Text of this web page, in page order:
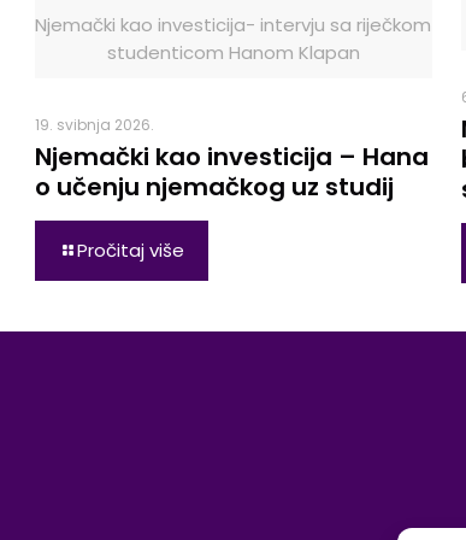
Njemački kao investicija- intervju sa riječkom
studenticom Hanom Klapan
19. svibnja 2026.
Njemački kao investicija – Hana
o učenju njemačkog uz studij
Pročitaj više